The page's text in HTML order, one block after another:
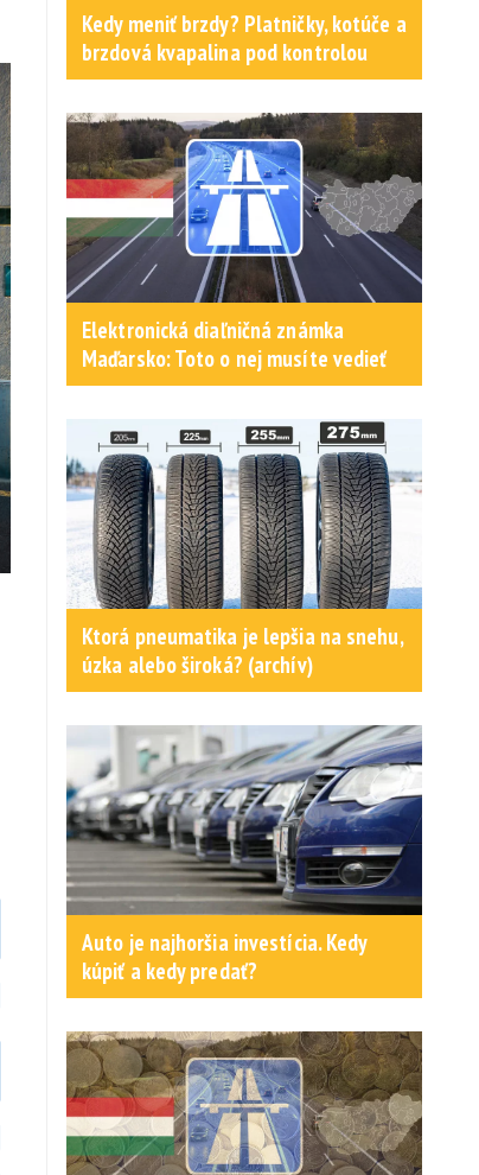
Kedy meniť brzdy? Platničky, kotúče a
brzdová kvapalina pod kontrolou
Elektronická diaľničná známka
Maďarsko: Toto o nej musíte vedieť
Ktorá pneumatika je lepšia na snehu,
úzka alebo široká? (archív)
Auto je najhoršia investícia. Kedy
kúpiť a kedy predať?